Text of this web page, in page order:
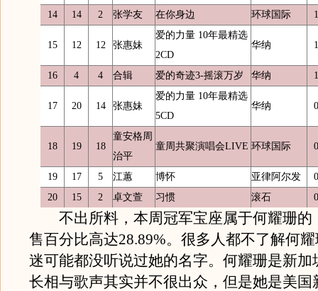
14
14 2 张学友 在你身边 环球国际
15 12 12 张惠妹
爱的力量 10年最精选
2CD
华纳
16 4 4 合辑 爱的奇迹3-摇滚万岁 华纳
17 20 14 张惠妹
爱的力量 10年最精选
5CD
华纳
18 19 18
童安格周
治平
童周共聚演唱会LIVE 环球国际
19 17 5 江蕙 博怀 亚律阿尔发
20
15 2 卓文萱 习惯 滚石
不出所料，本周冠军宝座属于何耀珊的
售百分比高达28.89%。很多人都不了解何
迷可能都没听说过她的名字。何耀珊是新加
长相与歌声其实并不很出众，但是她是美国